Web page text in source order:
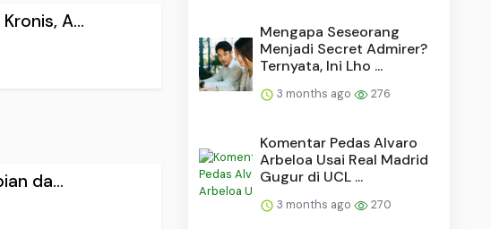
A...
da...
Mengapa Seseorang
Menjadi Secret Admirer?
Ternyata, Ini Lho ...
3 months ago 276
Komentar Pedas Alvaro
Arbeloa Usai Real Madrid
Gugur di UCL ...
3 months ago 270